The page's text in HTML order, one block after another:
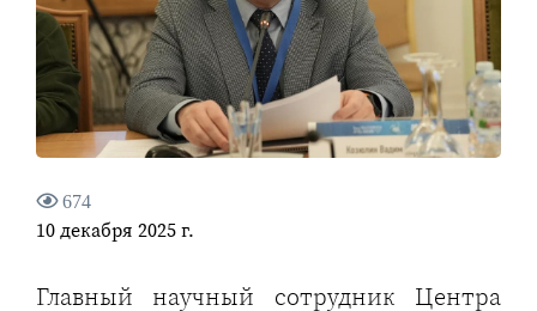
674
10 декабря 2025 г.
Главный научный сотрудник Центра